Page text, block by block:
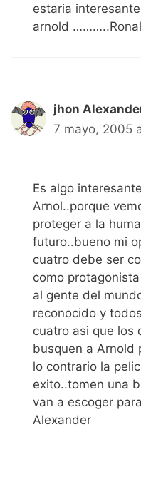
estaria
arnold
jhon
7 mayo, 2005
Es algo
Arnol..porque
proteger a la
futuro..bueno mi
cuatro debe ser
como
al gente del
reconocido y
cuatro asi que los
busquen a Arnold
lo contrario la
exito..tomen una
van a escoger
Alexander